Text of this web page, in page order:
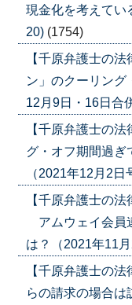
現金化を考えてい
20) (1754)
【千原弁護士の
ン」のクーリング
12月9日・16日合
【千原弁護士の
グ・オフ期間過ぎ
（2021年12月2日
【千原弁護士の
アムウェイ会員
は？（2021年11
【千原弁護士の
らの請求の場合